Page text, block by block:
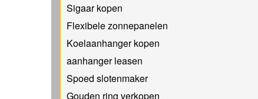
Sigaar kopen
Flexibele zonnepanelen
Koelaanhanger kopen
aanhanger leasen
Spoed slotenmaker
Gouden ring verkopen